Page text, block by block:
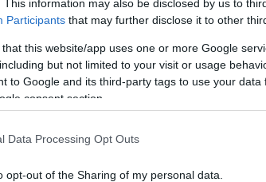
This information may also be disclosed by us to
Participants that may further disclose it to other
that this website/app uses one or more Google
but not limited to your visit or usage
to Google and its third-party tags to use your
consent section.
Data Processing Opt Outs
opt-out of the Sharing of my personal data.
loro vita.